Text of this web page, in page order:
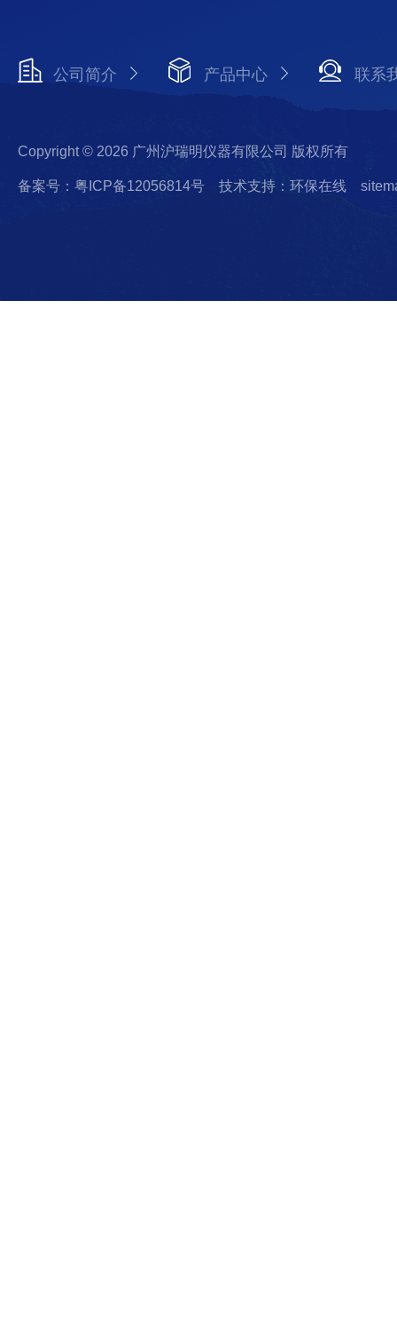
公司简介 产品中心 联系
Copyright © 2026 广州沪瑞明仪器有限公司 版权所有
备案号：粤ICP备12056814号 技术支持：环保在线